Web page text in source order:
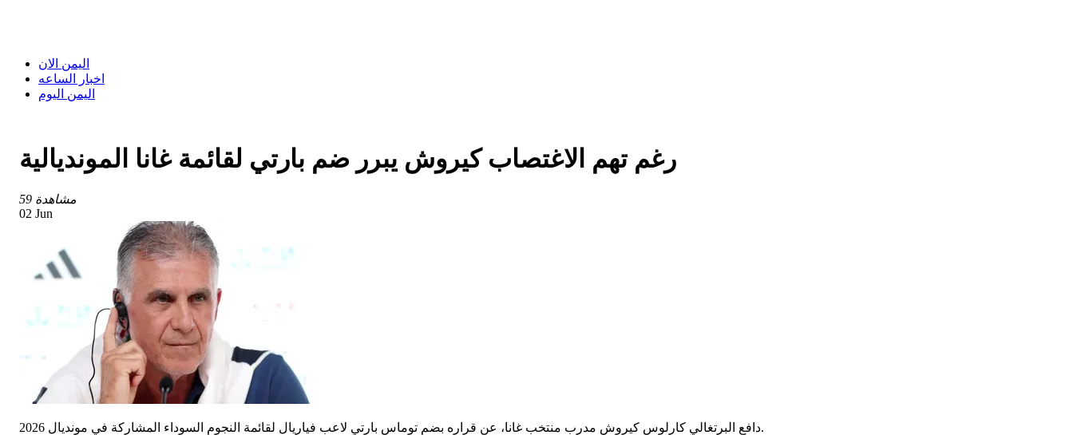
اليمن الان
اخبار الساعه
اليمن اليوم
رغم تهم الاغتصاب كيروش يبرر ضم بارتي لقائمة غانا المونديالية
59 مشاهدة
02 Jun
دافع البرتغالي كارلوس كيروش مدرب منتخب غانا، عن قراره بضم توماس بارتي لاعب فياريال لقائمة النجوم السوداء المشاركة في مونديال 2026.